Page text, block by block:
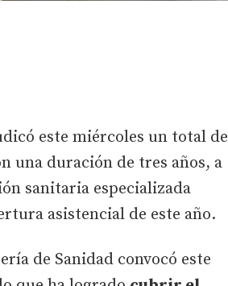
este miércoles un total de
una duración de tres años, a
sanitaria especializada
asistencial de este año.
de Sanidad convocó este